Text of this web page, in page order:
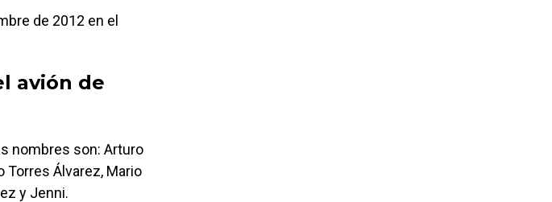
de 2012 en el
avión de
nombres son: Arturo
Torres Álvarez, Mario
y Jenni.